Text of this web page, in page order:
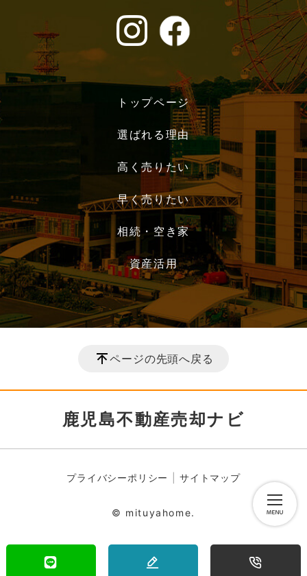
トップページ
選ばれる理由
高く売りたい
早く売りたい
相続・空き家
資産活用
ページの先頭へ戻る
鹿児島不動産売却ナビ
プライバシーポリシー サイトマップ
© mituyahome.